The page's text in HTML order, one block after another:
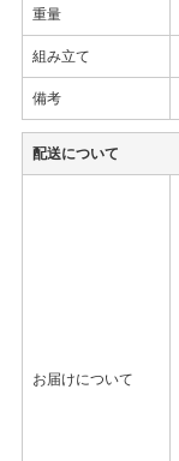
重量
組み立て
備考
配送について
お届けについて